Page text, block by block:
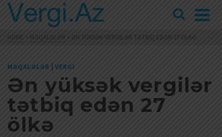
HOME » MƏQALƏLƏR » ƏN YÜKSƏK VERGILƏR TƏTBIQ EDƏN 27 ÖLKƏ
MƏQALƏLƏR | VERGI
Ən yüksək vergilər
tətbiq edən 27
ölkə